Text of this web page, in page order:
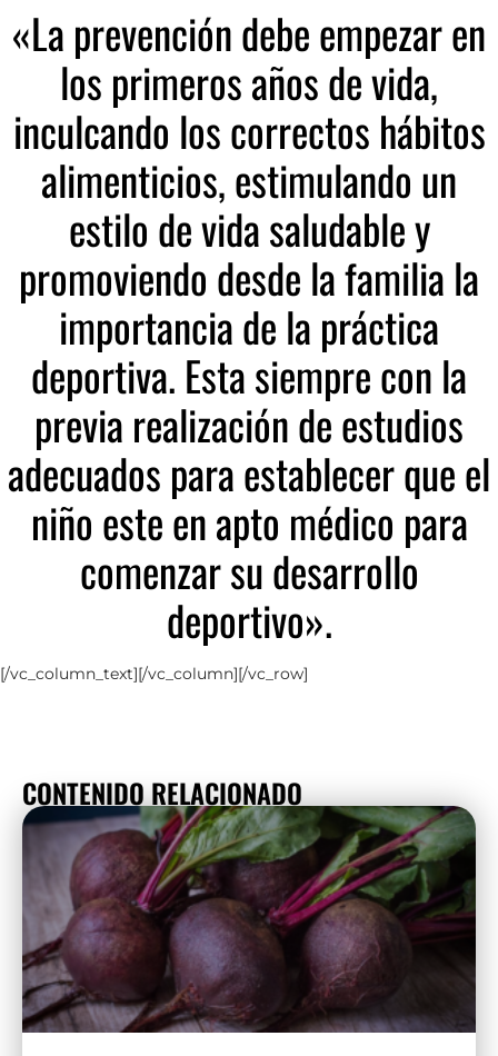
«La prevención debe empezar en
los primeros años de vida,
inculcando los correctos hábitos
alimenticios, estimulando un
estilo de vida saludable y
promoviendo desde la familia la
importancia de la práctica
deportiva. Esta siempre con la
previa realización de estudios
adecuados para establecer que el
niño este en apto médico para
comenzar su desarrollo
deportivo».
[/vc_column_text][/vc_column][/vc_row]
CONTENIDO RELACIONADO